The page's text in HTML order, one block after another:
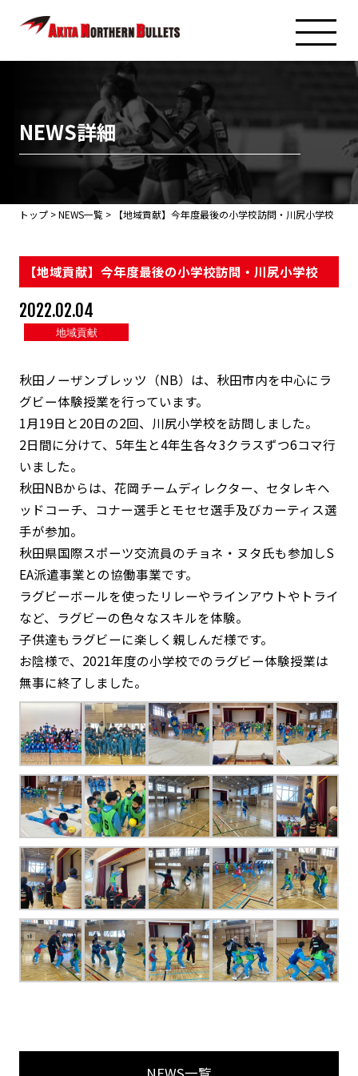
NEWS詳細
トップ>NEWS一覧 > 【地域貢献】今年度最後の小学校訪問・川尻小学校
【地域貢献】今年度最後の小学校訪問・川尻小学校
2022.02.04
地域貢献
秋田ノーザンブレッツ（NB）は、秋田市内を中心にラ
グビー体験授業を行っています。
1月19日と20日の2回、川尻小学校を訪問しました。
2日間に分けて、 5年生と4年生各々3クラスずつ6コマ行
いました。
秋田NBからは、花岡チームディレクター、セタレキヘ
ッドコーチ、コナー選手とモセセ選手及びカーティス選
手が参加。
秋田県国際スポーツ交流員のチョネ・ヌタ氏も参加しS
EA派遣事業との協働事業です。
ラグビーボールを使ったリレーやラインアウトやトライ
など、ラグビーの色々なスキルを体験。
子供達もラグビーに楽しく親しんだ様です。
お陰様で、 2021年度の小学校でのラグビー体験授業は
無事に終了しました。